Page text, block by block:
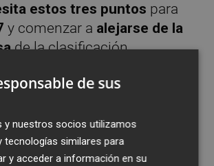
estos tres puntos para
y comenzar a alejarse de la
de la clasificación.
mala dinámica y con
parte, también llega
Sevilla FC solo ha sumado 3
de sus
y nuestros socios utilizamos
tecnologías similares para
y acceder a información en su